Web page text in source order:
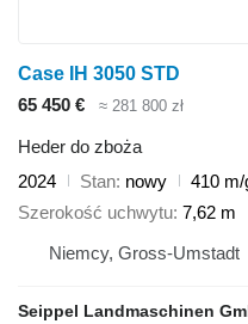
Case IH 3050 STD
65 450 €
≈ 281 800 zł
Heder do zboża
2024
Stan nowy
410 m/
Szerokość uchwytu 7,62 m
Niemcy, Gross-Umstadt